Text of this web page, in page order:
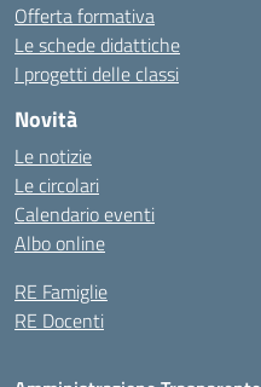
Offerta formativa
Le schede didattiche
I progetti delle classi
Novità
Le notizie
Le circolari
Calendario eventi
Albo online
RE Famiglie
RE Docenti